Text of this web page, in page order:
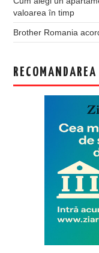
valoarea în timp
Brother Romania